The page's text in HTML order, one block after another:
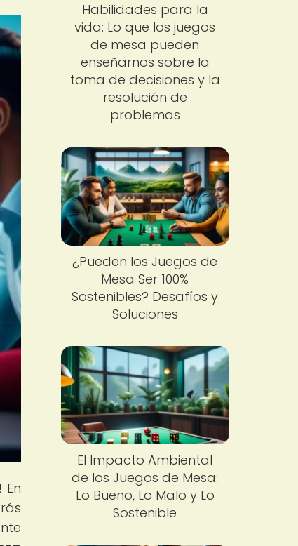
Habilidades para la
vida: Lo que los juegos
de mesa pueden
enseñarnos sobre la
toma de decisiones y la
resolución de
problemas
¿Pueden los Juegos de
Mesa Ser 100%
Sostenibles? Desafíos y
Soluciones
El Impacto Ambiental
de los Juegos de Mesa:
Lo Bueno, Lo Malo y Lo
Sostenible